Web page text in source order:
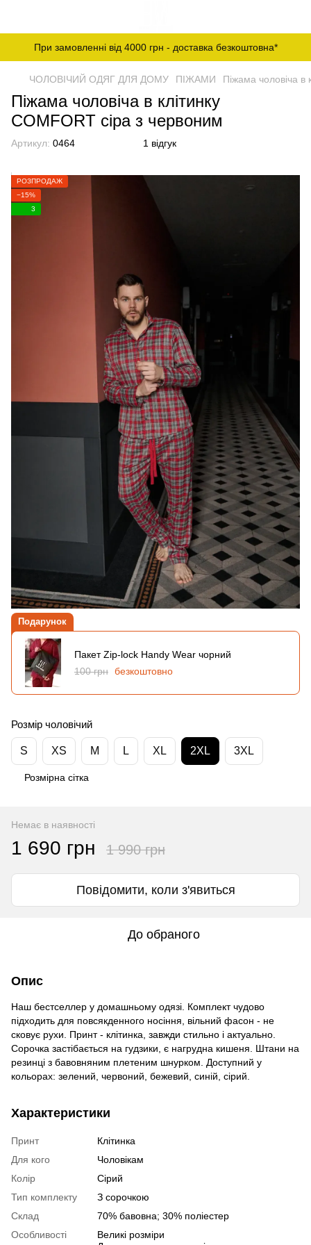
При замовленні від 4000 грн - доставка безкоштовна*
ЧОЛОВІЧИЙ ОДЯГ ДЛЯ ДОМУ ПІЖАМИ Піжама чоловіча в
Піжама чоловіча в клітинку
COMFORT сіра з червоним
Артикул: 0464 1 відгук
РОЗПРОДАЖ
−15%
3
Подарунок
Пакет Zip-lock Handy Wear чорний
100 грн безкоштовно
Розмір чоловічий
S XS M L XL 2XL 3XL
Розмірна сітка
Немає в наявності
1 690 грн 1 990 грн
Повідомити, коли з'явиться
До обраного
Опис
Наш бестселлер у домашньому одязі. Комплект чудово
підходить для повсякденного носіння, вільний фасон - не
сковує рухи. Принт - клітинка, завжди стильно і актуально.
Сорочка застібається на гудзики, є нагрудна кишеня. Штани на
резинці з бавовняним плетеним шнурком. Доступний у
кольорах: зелений, червоний, бежевий, синій, сірий.
Характеристики
Принт
Клітинка
Для кого
Чоловікам
Колір
Сірий
Тип комплекту
З сорочкою
Склад
70% бавовна; 30% поліестер
Особливості
Великі розміри